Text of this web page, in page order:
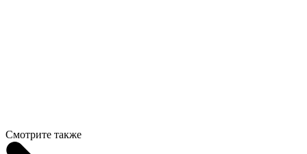
Смотрите также